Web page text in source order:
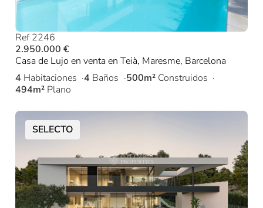
Ref 2246
2.950.000 €
Casa de Lujo en venta en Teià, Maresme, Barcelona
4 Habitaciones 4 Baños 500m² Construidos
494m² Plano
SELECTO